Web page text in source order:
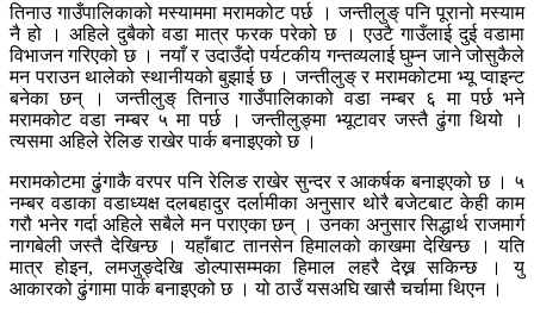
तिनाउ गाउँपालिकाको मस्याममा मरामकोट पर्छ । जन्तीलुङ् पनि पूरानो मस्याम
नै हो । अहिले दुबैको वडा मात्र फरक परेको छ । एउटै गाउँलाई दुई वडामा
विभाजन गरिएको छ । नयाँ र उदाउँदो पर्यटकीय गन्तव्यलाई घुम्न जाने जोसुकैले
मन पराउन थालेको स्थानीयको बुझाई छ । जन्तीलुङ् र मरामकोटमा भ्यू प्वाइन्ट
बनेका छन् । जन्तीलुङ् तिनाउ गाउँपालिकाको वडा नम्बर ६ मा पर्छ भने
मरामकोट वडा नम्बर ५ मा पर्छ । जन्तीलुङ्मा भ्यूटावर जस्तै ढुंगा थियो ।
त्यसमा अहिले रेलिङ राखेर पार्क बनाइएको छ ।
मरामकोटमा ढुंगाकै वरपर पनि रेलिङ राखेर सुन्दर र आकर्षक बनाइएको छ । ५
नम्बर वडाका वडाध्यक्ष दलबहादुर दर्लामीका अनुसार थोरै बजेटबाट केही काम
गरौ भनेर गर्दा अहिले सबैले मन पराएका छन् । उनका अनुसार सिद्धार्थ राजमार्ग
नागबेली जस्तै देखिन्छ । यहाँबाट तानसेन हिमालको काखमा देखिन्छ । यति
मात्र होइन, लमजुङ्देखि डोल्पासम्मका हिमाल लहरै देख्न सकिन्छ । यु
आकारको ढुंगामा पार्क बनाइएको छ । यो ठाउँ यसअघि खासै चर्चामा थिएन ।